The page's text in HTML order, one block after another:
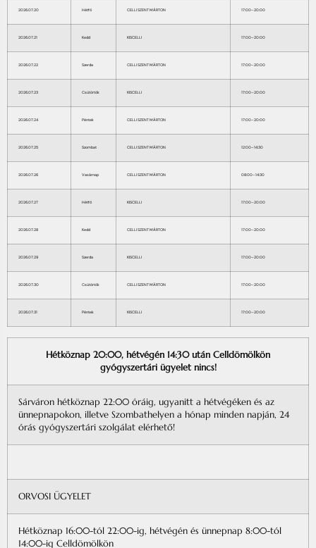
2026.07.20 Hétfő CELLI SZENT MÁRTON 17:00–20:00
2026.07.21 Kedd KISCELLI 17:00–20:00
2026.07.22 Szerda CELLI SZENT MÁRTON 17:00–20:00
2026.07.23 Csütörtök KISCELLI 17:00–20:00
2026.07.24 Péntek CELLI SZENT MÁRTON 17:00–20:00
2026.07.25 Szombat CELLI SZENT MÁRTON 12:00–14:30
2026.07.26 Vasárnap CELLI SZENT MÁRTON 08:00–14:30
2026.07.27 Hétfő KISCELLI 17:00–20:00
2026.07.28 Kedd CELLI SZENT MÁRTON 17:00–20:00
2026.07.29 Szerda KISCELLI 17:00–20:00
2026.07.30 Csütörtök CELLI SZENT MÁRTON 17:00–20:00
2026.07.31 Péntek KISCELLI 17:00–20:00
Hétköznap 20:00, hétvégén 14:30 után Celldömölkön
gyógyszertári ügyelet nincs!
Sárváron hétköznap 22:00 óráig, ugyanitt a hétvégéken és az
ünnepnapokon, illetve Szombathelyen a hónap minden napján, 24
órás gyógyszertári szolgálat elérhető!
ORVOSI ÜGYELET
Hétköznap 16:00-tól 22:00-ig, hétvégén és ünnepnap 8:00-tól
14:00-ig Celldömölkön